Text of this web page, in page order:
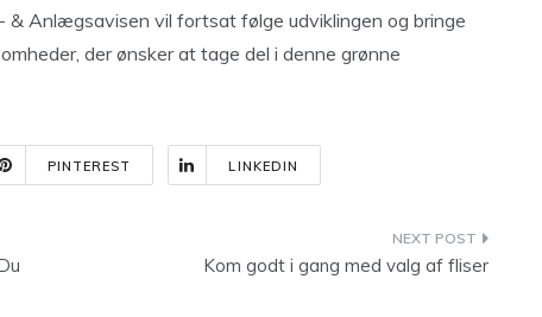
Anlægsavisen vil fortsat følge udviklingen og bringe
der ønsker at tage del i denne grønne
PINTEREST LINKEDIN
Kom godt i gang med valg af fliser